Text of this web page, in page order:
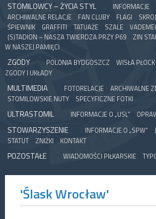
STOMILOWCY – ŻYCIA STYL INFORMACJE
ARCHIWALNE RELACJE
FAN CLUBY FLAGI
ŚPIEWNIK
GRAFFITI TATUAŻE SZALE
(S)TADION – NASZA TWIERDZA PRZY P69
ZIN
W NASZEJ PAMIĘCI
ZGODY POLONIA BYDGOSZCZ WISŁA PŁOCK
ZGODY I UKŁADY
MULTIMEDIA FOTORELACJE
ARCHIWALNE
STOMILOWSKIE NUTY
SPECYFICZNE FOTKI
ULTRASTOMIL INFORMACJE O „USL”
STOWARZYSZENIE INFORMACJE O „SPW”
STATUT
ZNIŻKI KONTAKT
POZOSTAŁE WIADOMOŚCI PIŁKARSKIE
'Ślask Wrocław'